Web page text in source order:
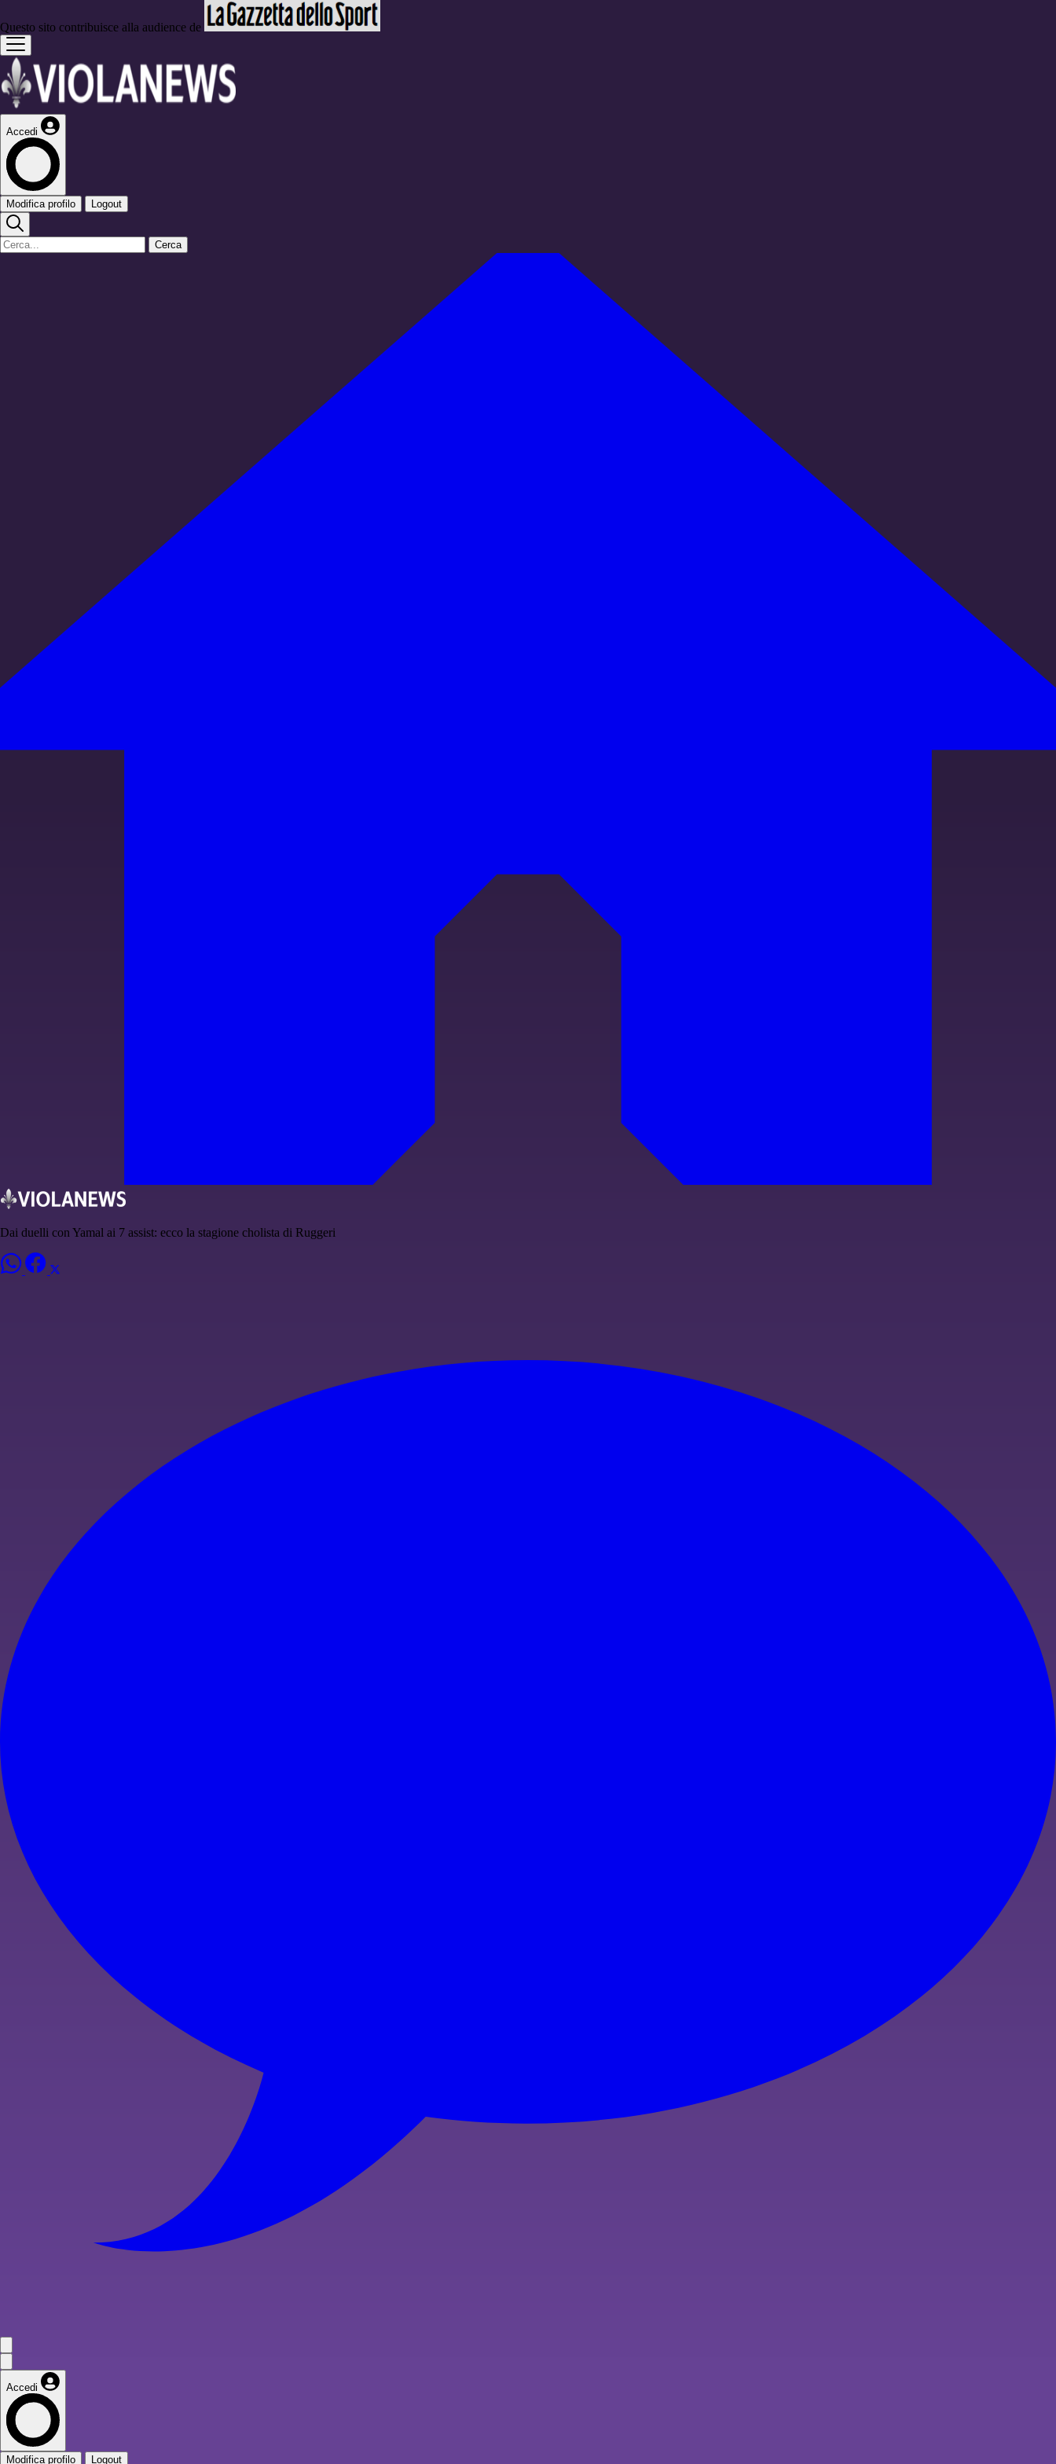
Questo sito contribuisce alla audience de
Accedi
Modifica profilo Logout
Cerca
Dai duelli con Yamal ai 7 assist: ecco la stagione cholista di Ruggeri
Accedi
Modifica profilo Logout